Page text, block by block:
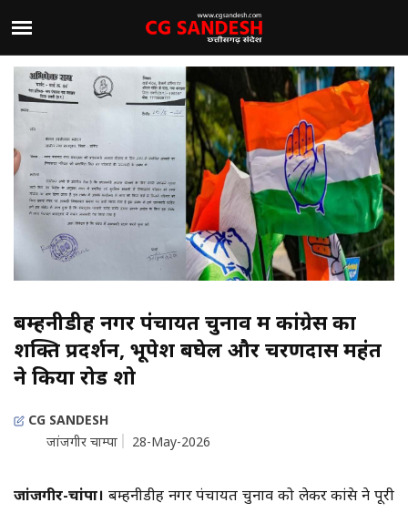
बम्हनीडीह नगर पंचायत चुनाव में कांग्रेस का
शक्ति प्रदर्शन, भूपेश बघेल और चरणदास महंत
ने किया रोड शो
CG SANDESH
जांजगीर चाम्पा
28-May-2026
जांजगीर-चांपा। बम्हनीडीह नगर पंचायत चुनाव को लेकर कांग्रेस ने पूरी